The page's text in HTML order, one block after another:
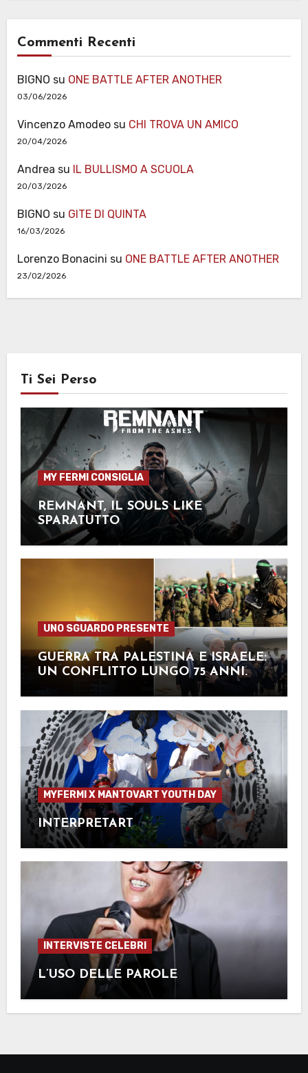
Commenti Recenti
BIGNO su ONE BATTLE AFTER ANOTHER
03/06/2026
Vincenzo Amodeosu CHI TROVA UN AMICO
20/04/2026
Andrea su IL BULLISMO A SCUOLA
20/03/2026
BIGNO su GITE DI QUINTA
16/03/2026
Lorenzo Bonacini su ONE BATTLE AFTER ANOTHER
23/02/2026
Ti Sei Perso
MY FERMI CONSIGLIA
REMNANT, IL SOULS LIKE
SPARATUTTO
UNO SGUARDO PRESENTE
GUERRA TRA PALESTINA E ISRAELE:
UN CONFLITTO LUNGO 75 ANNI.
MYFERMI X MANTOVART YOUTH DAY
INTERPRETART
INTERVISTE CELEBRI
L’USO DELLE PAROLE